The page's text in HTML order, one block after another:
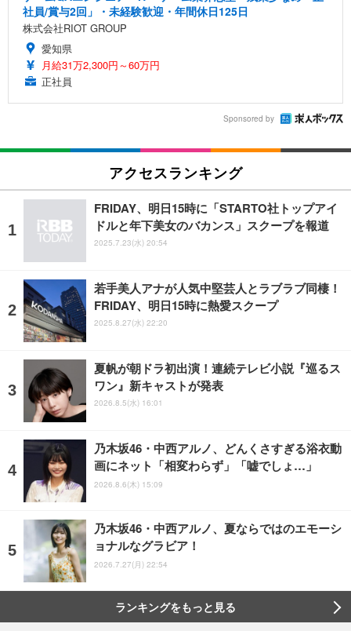
社員/賞与2回」・未経験歓迎・年間休日125日
株式会社RIOT GROUP
愛知県
月給31万2,300円～60万円
正社員
Sponsored by
アクセスランキング
FRIDAY、明日15時に「STARTO社トップアイ
ドルと年下美女のバカンス」スクープを報道
2025.7.23(水) 20:54
若手美人アナが人気中堅芸人とラブラブ同棲！
FRIDAY、明日15時に熱愛スクープ
2025.8.27(水) 22:20
夏帆が朝ドラ初出演！連続テレビ小説『巡るス
ワン』新キャストが発表
2026.8.5(水) 16:01
乃木坂46・中西アルノ、どんくさすぎる浴衣動
画にネット「相変わらず」「嘘でしょ…」
2026.8.6(木) 15:09
乃木坂46・中西アルノ、夏ならではのエモーシ
ョナルなグラビア！
2026.7.27(月) 22:54
ランキングをもっと見る